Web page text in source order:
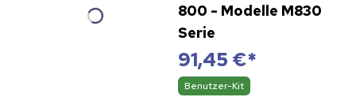
800 - Modelle M830
Serie
91,45 €*
Benutzer-Kit